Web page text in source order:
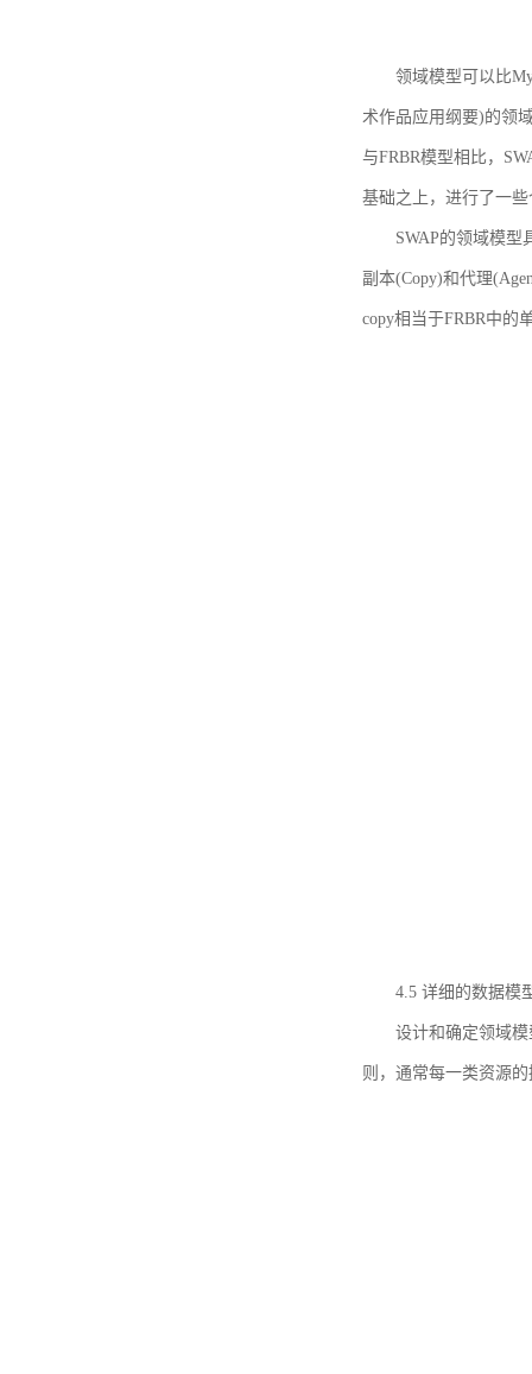
领域模型可以比
术作品应用纲要)的领
与FRBR模型相比，
基础之上，进行了一
SWAP的领域模型
副本(Copy)和代理
copy相当于FRBR中的
4.5 详细的数据模
设计和确定领域
则，通常每一类资源